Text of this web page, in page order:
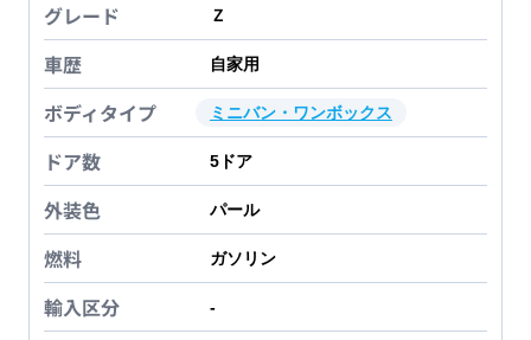
グレード Ｚ
車歴 自家用
ボディタイプ ミニバン・ワンボックス
ドア数 5 ドア
外装色 パール
燃料 ガソリン
輸入区分 -